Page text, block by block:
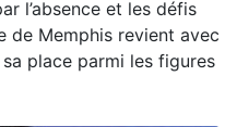
l’absence et les défis
de Memphis revient avec
place parmi les figures